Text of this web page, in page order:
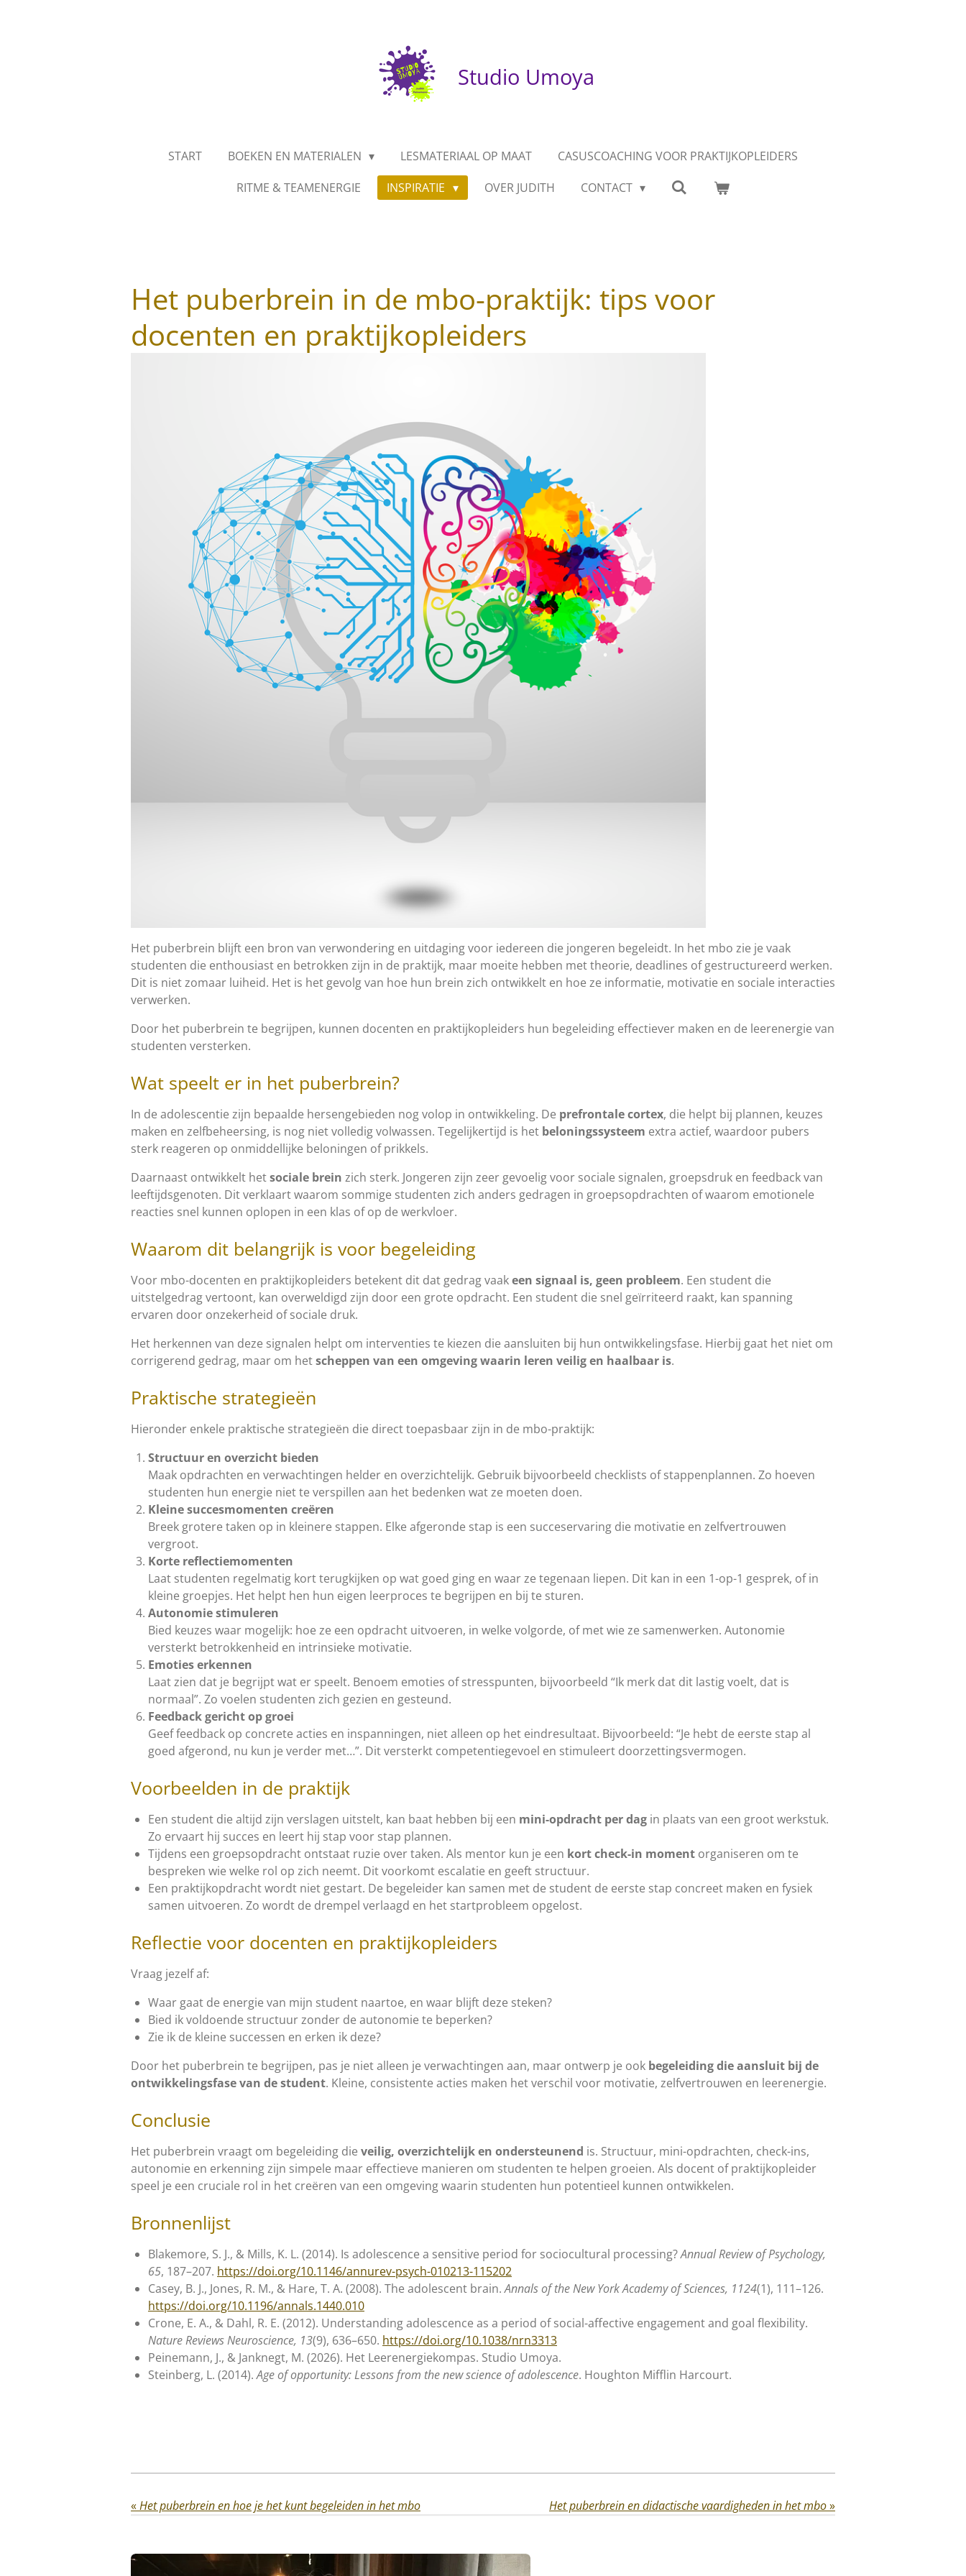
Studio Umoya
START BOEKEN EN MATERIALEN LESMATERIAAL OP MAAT
CASUSCOACHING VOOR PRAKTIJKOPLEIDERS
RITME & TEAMENERGIE
INSPIRATIE OVER JUDITH CONTACT
Het puberbrein in de mbo-praktijk: tips voor
docenten en praktijkopleiders
Het puberbrein blijft een bron van verwondering en uitdaging voor iedereen die jongeren begeleidt. In het mbo zie je vaak
studenten die enthousiast en betrokken zijn in de praktijk, maar moeite hebben met theorie, deadlines of gestructureerd werken.
Dit is niet zomaar luiheid. Het is het gevolg van hoe hun brein zich ontwikkelt en hoe ze informatie, motivatie en sociale interacties
verwerken.
Door het puberbrein te begrijpen, kunnen docenten en praktijkopleiders hun begeleiding effectiever maken en de leerenergie van
studenten versterken.
Wat speelt er in het puberbrein?
In de adolescentie zijn bepaalde hersengebieden nog volop in ontwikkeling. De prefrontale cortex, die helpt bij plannen, keuzes
maken en zelfbeheersing, is nog niet volledig volwassen. Tegelijkertijd is het beloningssysteem extra actief, waardoor pubers
sterk reageren op onmiddellijke beloningen of prikkels.
Daarnaast ontwikkelt hetsociale brein zich sterk. Jongeren zijn zeer gevoelig voor sociale signalen, groepsdruk en feedback van
leeftijdsgenoten. Dit verklaart waarom sommige studenten zich anders gedragen in groepsopdrachten of waarom emotionele
reacties snel kunnen oplopen in een klas of op de werkvloer.
Waarom dit belangrijk is voor begeleiding
Voor mbo-docenten en praktijkopleiders betekent dit dat gedrag vaakeen signaal is, geen probleem. Een student die
uitstelgedrag vertoont, kan overweldigd zijn door een grote opdracht. Een student die snel geïrriteerd raakt, kan spanning
ervaren door onzekerheid of sociale druk.
Het herkennen van deze signalen helpt om interventies te kiezen die aansluiten bij hun ontwikkelingsfase. Hierbij gaat het niet om
corrigerend gedrag, maar om hetscheppen van een omgeving waarin leren veilig en haalbaar is.
Praktische strategieën
Hieronder enkele praktische strategieën die direct toepasbaar zijn in de mbo-praktijk:
Structuur en overzicht bieden
Maak opdrachten en verwachtingen helder en overzichtelijk. Gebruik bijvoorbeeld checklists of stappenplannen. Zo hoeven
studenten hun energie niet te verspillen aan het bedenken wat ze moeten doen.
Kleine succesmomenten creëren
Breek grotere taken op in kleinere stappen. Elke afgeronde stap is een succeservaring die motivatie en zelfvertrouwen
vergroot.
Korte reflectiemomenten
Laat studenten regelmatig kort terugkijken op wat goed ging en waar ze tegenaan liepen. Dit kan in een 1-op-1 gesprek, of in
kleine groepjes. Het helpt hen hun eigen leerproces te begrijpen en bij te sturen.
Autonomie stimuleren
Bied keuzes waar mogelijk: hoe ze een opdracht uitvoeren, in welke volgorde, of met wie ze samenwerken. Autonomie
versterkt betrokkenheid en intrinsieke motivatie.
Emoties erkennen
Laat zien dat je begrijpt wat er speelt. Benoem emoties of stresspunten, bijvoorbeeld “Ik merk dat dit lastig voelt, dat is
normaal”. Zo voelen studenten zich gezien en gesteund.
Feedback gericht op groei
Geef feedback op concrete acties en inspanningen, niet alleen op het eindresultaat. Bijvoorbeeld: “Je hebt de eerste stap al
goed afgerond, nu kun je verder met…”. Dit versterkt competentiegevoel en stimuleert doorzettingsvermogen.
Voorbeelden in de praktijk
Een student die altijd zijn verslagen uitstelt, kan baat hebben bij een mini-opdracht per dag in plaats van een groot werkstuk.
Zo ervaart hij succes en leert hij stap voor stap plannen.
Tijdens een groepsopdracht ontstaat ruzie over taken. Als mentor kun je een kort check-in moment organiseren om te
bespreken wie welke rol op zich neemt. Dit voorkomt escalatie en geeft structuur.
Een praktijkopdracht wordt niet gestart. De begeleider kan samen met de student de eerste stap concreet maken en fysiek
samen uitvoeren. Zo wordt de drempel verlaagd en het startprobleem opgelost.
Reflectie voor docenten en praktijkopleiders
Vraag jezelf af:
Waar gaat de energie van mijn student naartoe, en waar blijft deze steken?
Bied ik voldoende structuur zonder de autonomie te beperken?
Zie ik de kleine successen en erken ik deze?
Door het puberbrein te begrijpen, pas je niet alleen je verwachtingen aan, maar ontwerp je ook begeleiding die aansluit bij de
ontwikkelingsfase van de student. Kleine, consistente acties maken het verschil voor motivatie, zelfvertrouwen en leerenergie.
Conclusie
Het puberbrein vraagt om begeleiding die veilig, overzichtelijk en ondersteunend is. Structuur, mini-opdrachten, check-ins,
autonomie en erkenning zijn simpele maar effectieve manieren om studenten te helpen groeien. Als docent of praktijkopleider
speel je een cruciale rol in het creëren van een omgeving waarin studenten hun potentieel kunnen ontwikkelen.
Bronnenlijst
Blakemore, S. J., & Mills, K. L. (2014). Is adolescence a sensitive period for sociocultural processing?Annual Review of Psychology,
65, 187–207. https://doi.org/10.1146/annurev-psych-010213-115202
Casey, B. J., Jones, R. M., & Hare, T. A. (2008). The adolescent brain.Annals of the New York Academy of Sciences, 1124(1), 111–126.
https://doi.org/10.1196/annals.1440.010
Crone, E. A., & Dahl, R. E. (2012). Understanding adolescence as a period of social-affective engagement and goal flexibility.
Nature Reviews Neuroscience, 13(9), 636–650. https://doi.org/10.1038/nrn3313
Peinemann, J., & Janknegt, M. (2026). Het Leerenergiekompas. Studio Umoya.
Steinberg, L. (2014).Age of opportunity: Lessons from the new science of adolescence. Houghton Mifflin Harcourt.
«Het puberbrein en hoe je het kunt begeleiden in het mbo Het puberbrein en didactische vaardigheden in het mbo»